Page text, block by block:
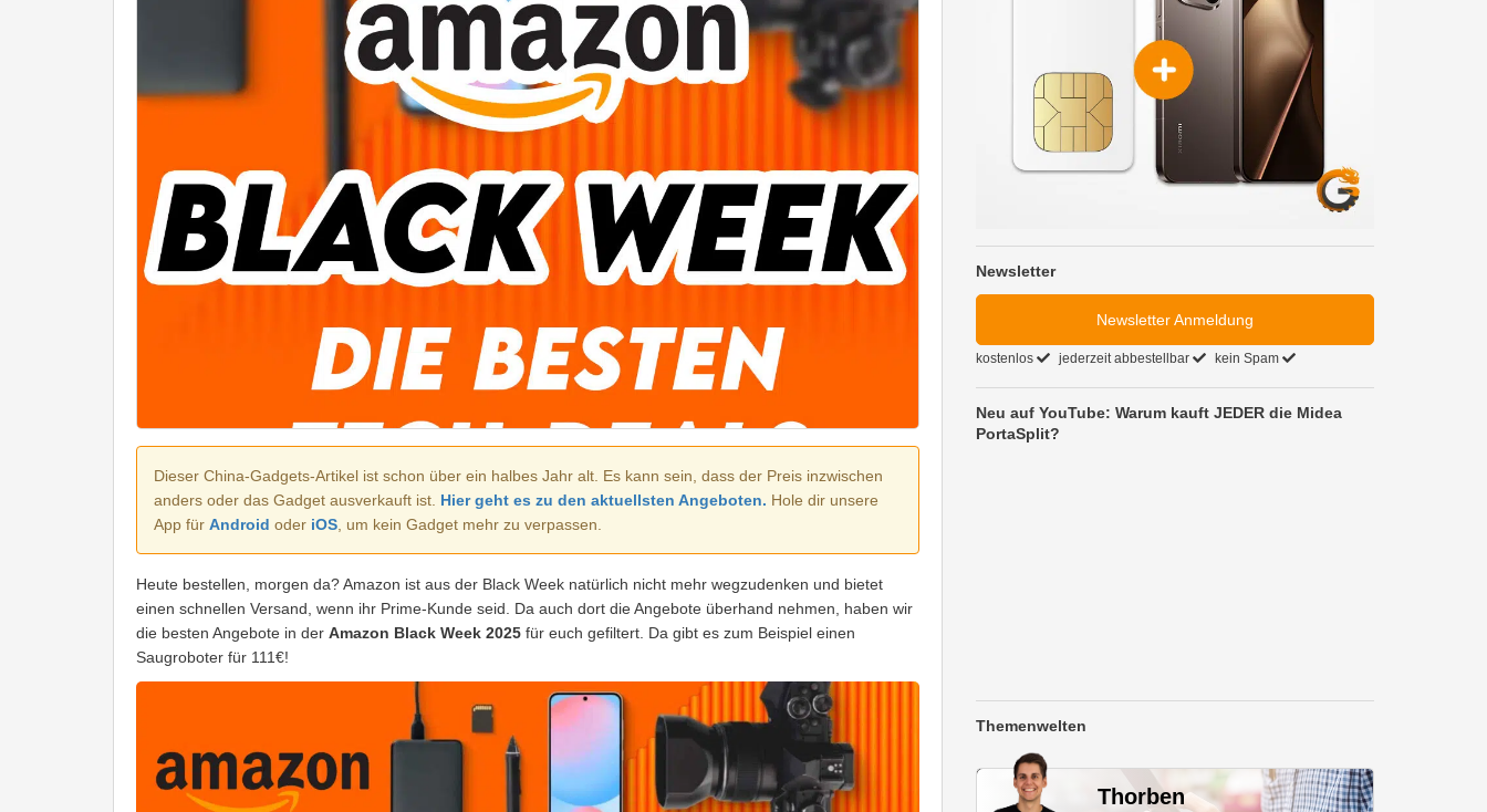
Dieser China-Gadgets-Artikel ist schon über ein halbes Jahr alt. Es kann sein, dass der Preis inzwischen
anders oder das Gadget ausverkauft ist. Hier geht es zu den aktuellsten Angeboten. Hole dir unsere
App für Android oder iOS , um kein Gadget mehr zu verpassen.
Heute bestellen, morgen da? Amazon ist aus der Black Week natürlich nicht mehr wegzudenken und bietet
einen schnellen Versand, wenn ihr Prime-Kunde seid. Da auch dort die Angebote überhand nehmen, haben wir
die besten Angebote in der Amazon Black Week 2025 für euch gefiltert. Da gibt es zum Beispiel einen
Saugroboter für 111€!
Newsletter
Newsletter Anmeldung
kostenlos jederzeit abbestellbar kein Spam
Neu auf YouTube: Warum kauft JEDER die Midea
PortaSplit?
Themenwelten
Thorben